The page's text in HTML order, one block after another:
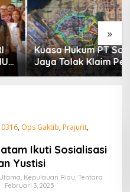
»
Hukum PT Sosor Tala
Tolak Klaim Perluasan
Tua Batu Merah
, Ops Gaktib, Prajurit,
Ikuti Sosialisasi
Yustisi
, Kepulauan Riau, Tentara
Februari 3, 2025